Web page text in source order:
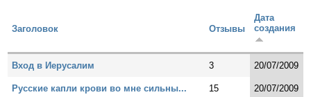
Заголовок Отзывы
Дата
создания
Вход в Иерусалим 3 20/07/2009
Русские капли крови во мне сильны... 15 20/07/2009